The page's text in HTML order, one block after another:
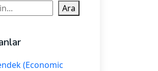
Ara
(Economic